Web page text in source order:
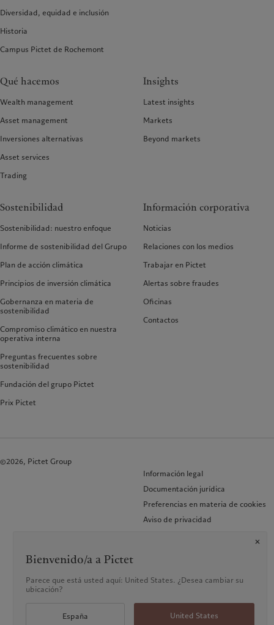
Diversidad, equidad e inclusión
Historia
Campus Pictet de Rochemont
Qué hacemos
Wealth management
Asset management
Inversiones alternativas
Asset services
Trading
Insights
Latest insights
Markets
Beyond markets
Sostenibilidad
Sostenibilidad: nuestro enfoque
Informe de sostenibilidad del Grupo
Plan de acción climática
Principios de inversión climática
Gobernanza en materia de
sostenibilidad
Compromiso climático en nuestra
operativa interna
Preguntas frecuentes sobre
sostenibilidad
Fundación del grupo Pictet
Prix Pictet
Información corporativa
Noticias
Relaciones con los medios
Trabajar en Pictet
Alertas sobre fraudes
Oficinas
Contactos
©2026, Pictet Group
Información legal
Documentación jurídica
Preferencias en materia de cookies
Aviso de privacidad
Bienvenido/a a Pictet
Parece que está usted aquí: United States. ¿Desea cambiar su
ubicación?
España United States